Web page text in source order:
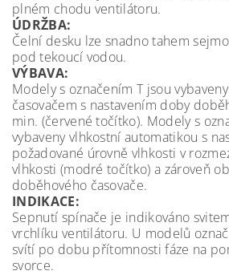
plném chodu ventilátoru.
ÚDRŽBA:
Čelní desku lze snadno tahem
pod tekoucí vodou.
VÝBAVA:
Modely s označením T jsou
časovačem s nastavením doby
min. (červené točítko). Modely s
vybaveny vlhkostní automatikou s
požadované úrovně vlhkosti v
vlhkosti (modré točítko) a zároveň
doběhového časovače.
INDIKACE:
Sepnutí spínače je indikováno
vrchlíku ventilátoru. U modelů
svítí po dobu přítomnosti fáze na
svorce.